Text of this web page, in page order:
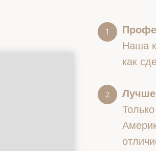
Наша
как